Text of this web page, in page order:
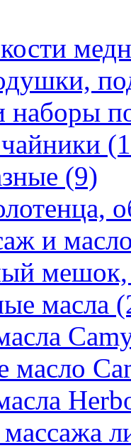
наборы
(9)
и
масла
масло